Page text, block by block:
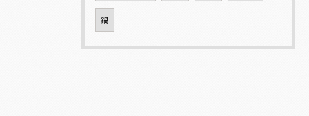
鍋